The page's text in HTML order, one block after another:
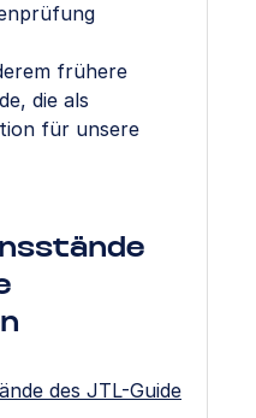
frühere
die als
für unsere
des JTL-Guide